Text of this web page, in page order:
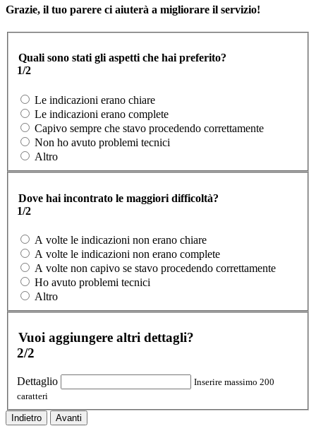
Grazie, il tuo parere ci aiuterà a migliorare il servizio!
Quali sono stati gli aspetti che hai preferito?
1/2
Le indicazioni erano chiare
Le indicazioni erano complete
Capivo sempre che stavo procedendo correttamente
Non ho avuto problemi tecnici
Altro
Dove hai incontrato le maggiori difficoltà?
1/2
A volte le indicazioni non erano chiare
A volte le indicazioni non erano complete
A volte non capivo se stavo procedendo correttamente
Ho avuto problemi tecnici
Altro
Vuoi aggiungere altri dettagli?
2/2
Dettaglio
Inserire massimo 200
caratteri
Indietro Avanti